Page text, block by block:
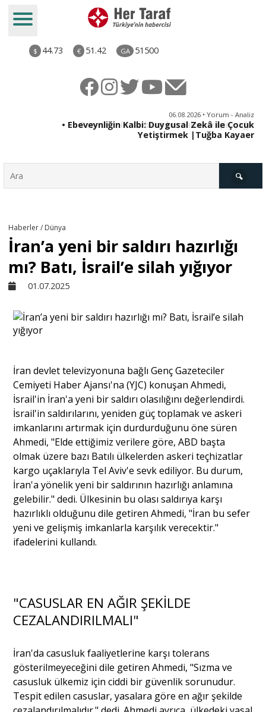
$ 44.73 € 51.42 GA 51500
06.08.2026 • Yorum - Analiz
• Ebeveynliğin Kalbi: Duygusal Zekâ ile Çocuk
Yetiştirmek |Tuğba Kayaer
Derkenar
Ekonomi
Dünya
Yorum - Analiz
Söyleşi
Yazı Dizisi
Yazarlar
Eğitim
Dosya Haber
Haberler / Dünya
İran’a yeni bir saldırı hazırlığı
mı? Batı, İsrail’e silah yığıyor
01.07.2025
İran devlet televizyonuna bağlı Genç Gazeteciler
Cemiyeti Haber Ajansı'na (YJC) konuşan Ahmedi,
İsrail'in İran'a yeni bir saldırı olasılığını değerlendirdi.
İsrail'in saldırılarını, yeniden güç toplamak ve askeri
imkanlarını artırmak için durdurduğunu öne süren
Ahmedi, "Elde ettiğimiz verilere göre, ABD başta
olmak üzere bazı Batılı ülkelerden askeri teçhizatlar
kargo uçaklarıyla Tel Aviv'e sevk ediliyor. Bu durum,
İran'a yönelik yeni bir saldırının hazırlığı anlamına
gelebilir." dedi. Ülkesinin bu olası saldırıya karşı
hazırlıklı olduğunu dile getiren Ahmedi, "İran bu sefer
yeni ve gelişmiş imkanlarla karşılık verecektir."
ifadelerini kullandı.
"CASUSLAR EN AĞIR ŞEKİLDE
CEZALANDIRILMALI"
İran'da casusluk faaliyetlerine karşı tolerans
gösterilmeyeceğini dile getiren Ahmedi, "Sızma ve
casusluk ülkemiz için ciddi bir güvenlik sorunudur.
Tespit edilen casuslar, yasalara göre en ağır şekilde